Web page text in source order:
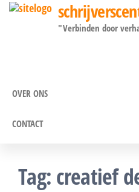
Ga
"Verbinden door
OVER ONS
CONTACT
Tag: creatief